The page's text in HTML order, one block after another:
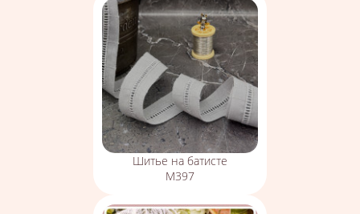
Шитье на батисте
М397